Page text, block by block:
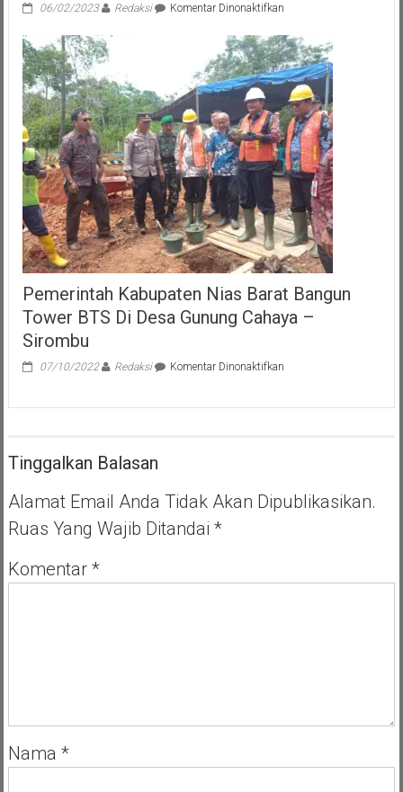
06/02/2023 Redaksi Komentar Dinonaktifkanpada
Gubernur
Banten
Al
Muktabar
Hadiri
Istighotsah
Kubro
Satu
Abad
NU
Pemerintah Kabupaten Nias Barat Bangun
Tower BTS Di Desa Gunung Cahaya –
Sirombu
07/10/2022 Redaksi Komentar Dinonaktifkanpada
Di
Desa
Tinggalkan Balasan
Alamat Email Anda Tidak Akan Dipublikasikan.
Ruas Yang Wajib Ditandai *
Komentar *
Nama *